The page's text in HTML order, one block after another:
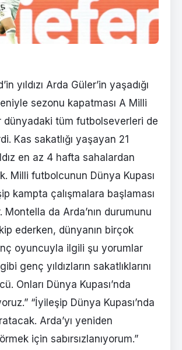
yıldızı Arda Güler’in yaşadığı
sezonu kapatması A Milli
dünyadaki tüm futbolseverleri de
Kas sakatlığı yaşayan 21
en az 4 hafta sahalardan
Milli futbolcunun Dünya Kupası
kampta çalışmalara başlaması
Montella da Arda’nın durumunu
ederken, dünyanın birçok
oyuncuyla ilgili şu yorumlar
genç yıldızların sakatlıklarını
Onları Dünya Kupası’nda
“İyileşip Dünya Kupası’nda
Arda’yı yeniden
için sabırsızlanıyorum.”